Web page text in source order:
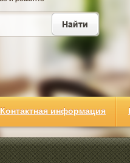
Контактная информация